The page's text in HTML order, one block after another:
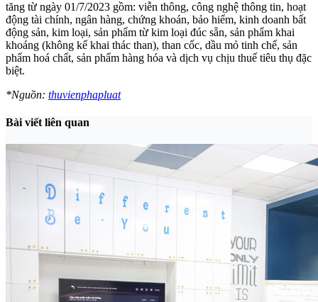
tăng từ ngày 01/7/2023 gồm: viễn thông, công nghệ thông tin, hoạt
động tài chính, ngân hàng, chứng khoán, bảo hiểm, kinh doanh bất
động sản, kim loại, sản phẩm từ kim loại đúc sẵn, sản phẩm khai
khoáng (không kể khai thác than), than cốc, dầu mỏ tinh chế, sản
phẩm hoá chất, sản phẩm hàng hóa và dịch vụ chịu thuế tiêu thụ đặc
biệt.
*Nguồn: thuvienphapluat
Bài viết liên quan